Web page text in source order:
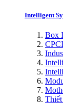
Intelligent
Box